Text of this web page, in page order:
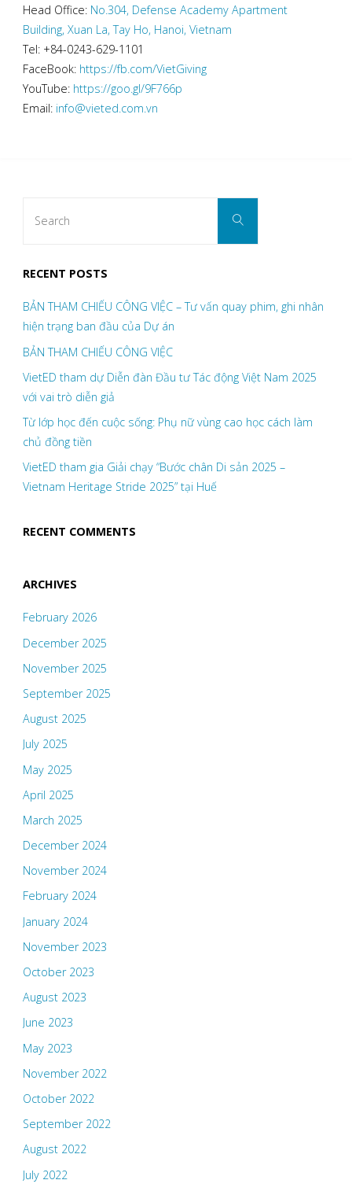
Head Office: No.304, Defense Academy Apartment
Building, Xuan La, Tay Ho, Hanoi, Vietnam
Tel: +84-0243-629-1101
FaceBook: https://fb.com/VietGiving
YouTube:https://goo.gl/9F766p
Email: info@vieted.com.vn
Search
RECENT POSTS
BẢN THAM CHIẾU CÔNG VIỆC – Tư vấn quay phim, ghi nhân
hiện trạng ban đầu của Dự án
BẢN THAM CHIẾU CÔNG VIỆC
VietED tham dự Diễn đàn Đầu tư Tác động Việt Nam 2025
với vai trò diễn giả
Từ lớp học đến cuộc sống: Phụ nữ vùng cao học cách làm
chủ đồng tiền
VietED tham gia Giải chạy “Bước chân Di sản 2025 –
Vietnam Heritage Stride 2025” tại Huế
RECENT COMMENTS
ARCHIVES
February 2026
December 2025
November 2025
September 2025
August 2025
July 2025
May 2025
April 2025
March 2025
December 2024
November 2024
February 2024
January 2024
November 2023
October 2023
August 2023
June 2023
May 2023
November 2022
October 2022
September 2022
August 2022
July 2022